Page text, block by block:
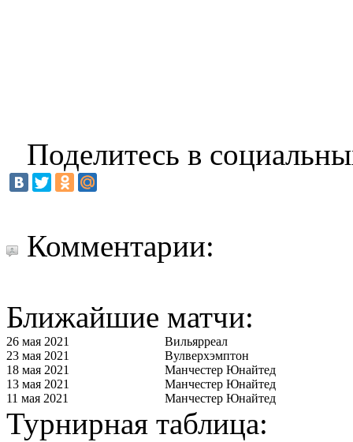
Поделитесь в
Комментарии:
Ближайшие матчи:
26 мая 2021
Вильярреал
23 мая 2021
Вулверхэмптон
18 мая 2021
Манчестер Юнайтед
13 мая 2021
Манчестер Юнайтед
11 мая 2021
Манчестер Юнайтед
Турнирная таблица: